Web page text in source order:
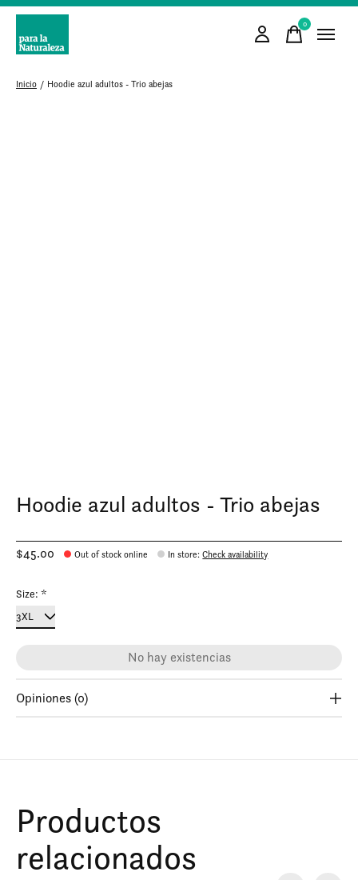
0items
Inicio / Hoodie azul adultos - Trio abejas
Hoodie azul adultos - Trio abejas
$45.00 Out of stock online In store:Check availability
Size: *
No hay existencias
Opiniones (0)
Productos
relacionados